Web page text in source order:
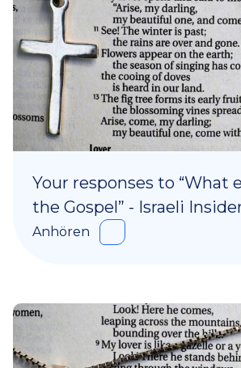
Your responses to “What
the Gospel” - Israeli
Anhören